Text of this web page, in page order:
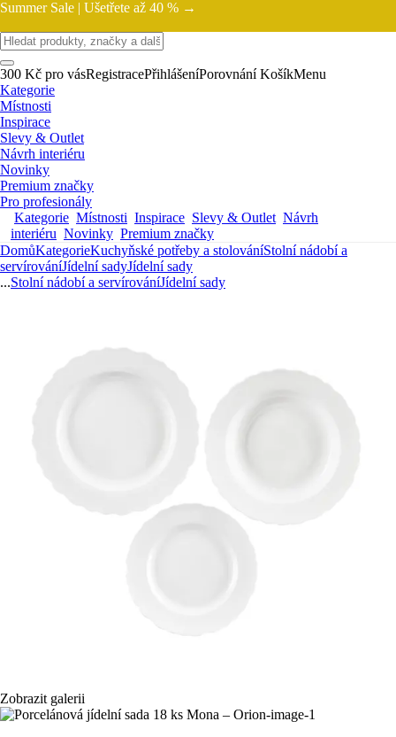
Summer Sale | Ušetřete až 40 % →
300 Kč pro vásRegistracePřihlášeníPorovnání KošíkMenu
Kategorie
Místnosti
Inspirace
Slevy & Outlet
Návrh interiéru
Novinky
Premium značky
Pro profesionály
Kategorie Místnosti Inspirace Slevy & Outlet Návrh
interiéru Novinky Premium značky
DomůKategorieKuchyňské potřeby a stolováníStolní nádobí a
servírováníJídelní sadyJídelní sady
...Stolní nádobí a servírováníJídelní sady
Zobrazit galerii